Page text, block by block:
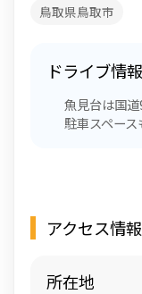
鳥取県鳥取市
ドライブ情報
魚見台は国
駐車スペース
アクセス情報
所在地